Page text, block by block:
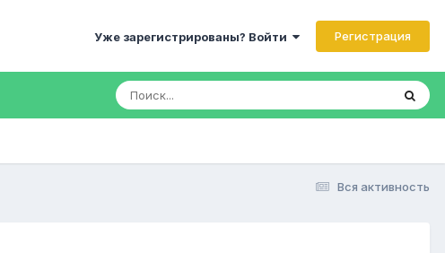
Уже зарегистрированы? Войти Регистрация
Вся активность